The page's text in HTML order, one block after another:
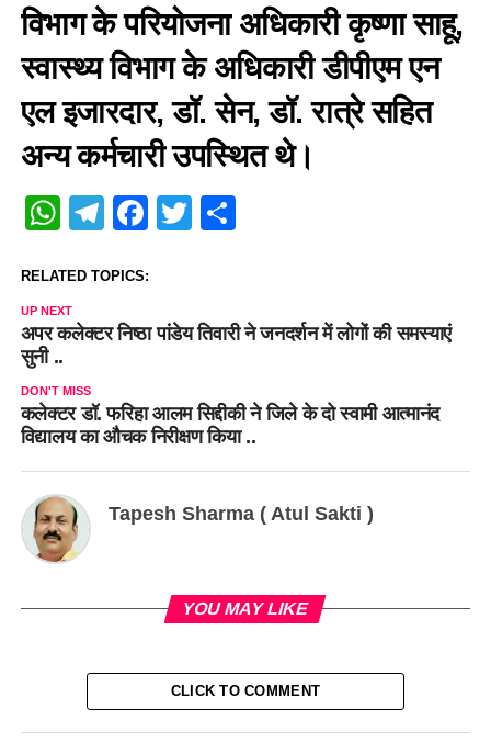
विभाग के परियोजना अधिकारी कृष्णा साहू,
स्वास्थ्य विभाग के अधिकारी डीपीएम एन
एल इजारदार, डॉ. सेन, डॉ. रात्रे सहित
अन्य कर्मचारी उपस्थित थे।
WhatsApp
Telegram
Facebook
Twitter
Share
RELATED TOPICS:
UP NEXT
अपर कलेक्टर निष्ठा पांडेय तिवारी ने जनदर्शन में लोगों की समस्याएं
सुनी ..
DON'T MISS
कलेक्टर डॉ. फरिहा आलम सिद्दीकी ने जिले के दो स्वामी आत्मानंद
विद्यालय का औचक निरीक्षण किया ..
Tapesh Sharma ( Atul Sakti )
YOU MAY LIKE
CLICK TO COMMENT